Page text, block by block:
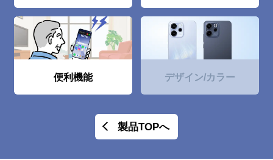
便利機能 デザイン/カラー
製品TOPへ